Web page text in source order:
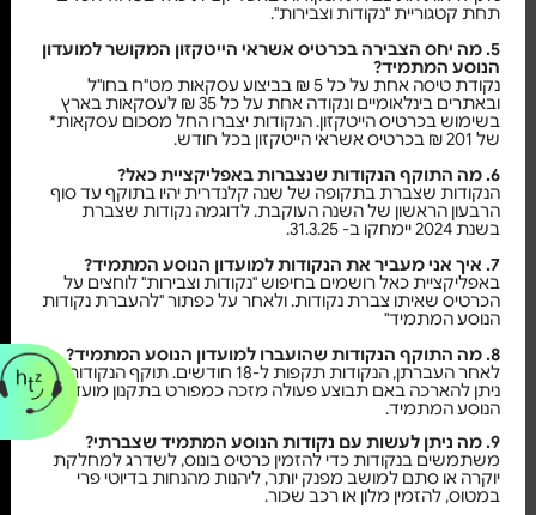
תחת קטגוריית "נקודות וצבירות".
5. מה יחס הצבירה בכרטיס אשראי הייטקזון המקושר למועדון
הנוסע המתמיד?
נקודת טיסה אחת על כל 5 ₪ בביצוע עסקאות מט"ח בחו"ל
ובאתרים בינלאומיים ונקודה אחת על כל 35 ₪ לעסקאות בארץ
בשימוש בכרטיס הייטקזון. הנקודות יצברו החל מסכום עסקאות*
של 201 ₪ בכרטיס אשראי הייטקזון בכל חודש.
6. מה התוקף הנקודות שנצברות באפליקציית כאל?
הנקודות שצברת בתקופה של שנה קלנדרית יהיו בתוקף עד סוף
הרבעון הראשון של השנה העוקבת. לדוגמה נקודות שצברת
בשנת 2024 יימחקו ב- 31.3.25.
7. איך אני מעביר את הנקודות למועדון הנוסע המתמיד?
באפליקציית כאל רושמים בחיפוש "נקודות וצבירות" לוחצים על
הכרטיס שאיתו צברת נקודות. ולאחר על כפתור "להעברת נקודות
הנוסע המתמיד"
8. מה התוקף הנקודות שהועברו למועדון הנוסע המתמיד?
לאחר העברתן, הנקודות תקפות ל-18 חודשים. תוקף הנקודות
ניתן להארכה באם תבוצע פעולה מזכה כמפורט בתקנון מועדון
הנוסע המתמיד.
9. מה ניתן לעשות עם נקודות הנוסע המתמיד שצברתי?
משתמשים בנקודות כדי להזמין כרטיס בונוס, לשדרג למחלקת
יוקרה או סתם למושב מפנק יותר, ליהנות מהנחות בדיוטי פרי
במטוס, להזמין מלון או רכב שכור.